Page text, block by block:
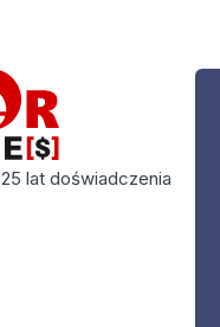
25 lat doświadczenia